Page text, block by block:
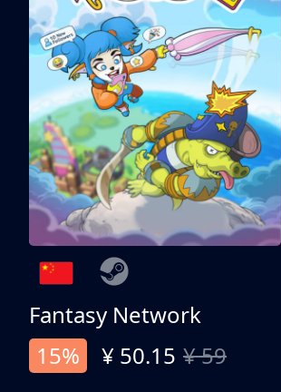
Fantasy Network
15%
¥ 50.15 ¥ 59